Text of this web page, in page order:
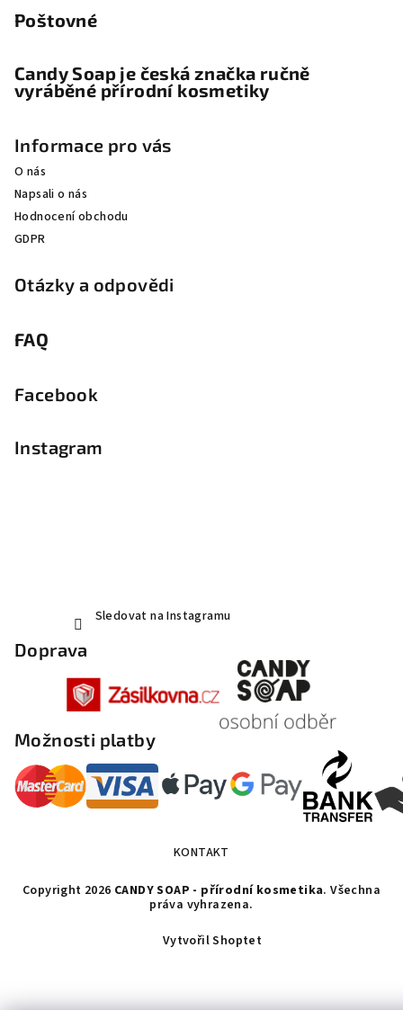
Poštovné
Candy Soap je česká značka ručně
vyráběné přírodní kosmetiky
Informace pro vás
O nás
Napsali o nás
Hodnocení obchodu
GDPR
Otázky a odpovědi
FAQ
Facebook
Instagram
Sledovat na Instagramu
Doprava
Možnosti platby
KONTAKT
Copyright 2026 CANDY SOAP - přírodní kosmetika. Všechna
práva vyhrazena.
Vytvořil Shoptet